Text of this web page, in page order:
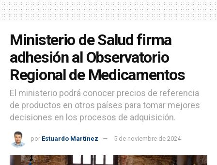
Ministerio de Salud firma
adhesión al Observatorio
Regional de Medicamentos
El ministerio podrá conocer precios de referencia
de productos en otros países para tomar mejores
decisiones en los procesos de adquisición.
por Estuardo Martínez 5 de noviembre de 2024